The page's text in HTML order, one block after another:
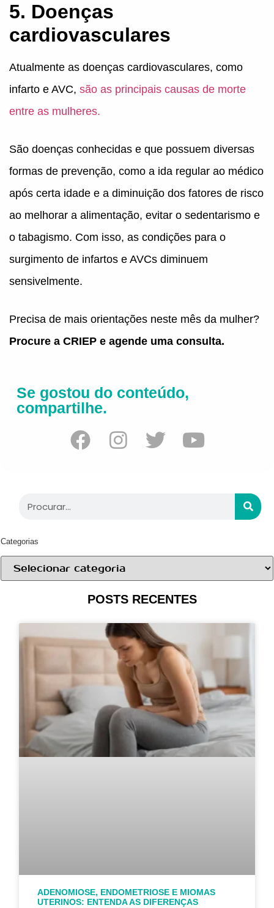
5. Doenças
cardiovasculares
Atualmente as doenças cardiovasculares, como
infarto e AVC, são as principais causas de morte
entre as mulheres.
São doenças conhecidas e que possuem diversas
formas de prevenção, como a ida regular ao médico
após certa idade e a diminuição dos fatores de risco
ao melhorar a alimentação, evitar o sedentarismo e
o tabagismo. Com isso, as condições para o
surgimento de infartos e AVCs diminuem
sensivelmente.
Precisa de mais orientações neste mês da mulher?
Procure a CRIEP e agende uma consulta.
Se gostou do conteúdo,
compartilhe.
Categorias
POSTS RECENTES
ADENOMIOSE, ENDOMETRIOSE E MIOMAS
UTERINOS: ENTENDA AS DIFERENÇAS